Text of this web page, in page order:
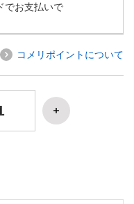
でお支払いで
コメリポイントについて